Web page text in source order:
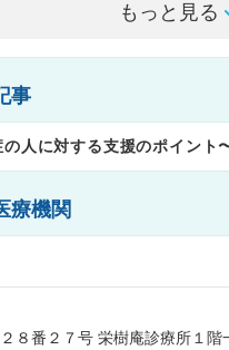
もっと見る
事
人に対する支援のポイント
療機関
８番２７号 栄樹庵診療所１階